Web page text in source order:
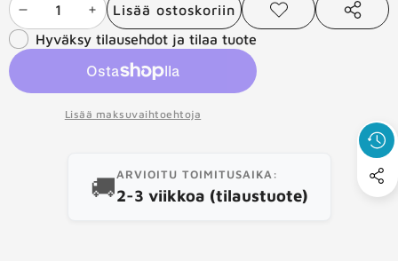
Vähennä
määrää
Lisää
määrää
Lisää ostoskoriin
Lisää
toivelistaan
Jaa
Hyväksy tilausehdot ja tilaa tuote
Lisää maksuvaihtoehtoja
🚚ARVIOITU TOIMITUSAIKA:
2-3 viikkoa (tilaustuote)